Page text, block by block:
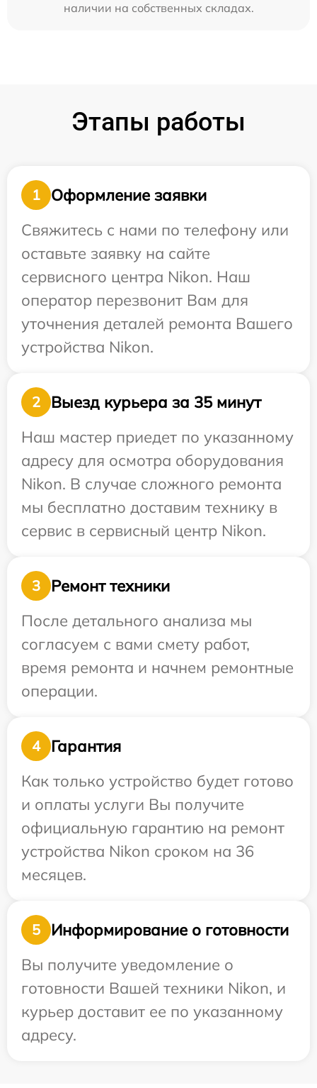
наличии на собственных складах.
Этапы работы
1
Оформление заявки
Свяжитесь с нами по телефону или
оставьте заявку на сайте
сервисного центра Nikon. Наш
оператор перезвонит Вам для
уточнения деталей ремонта Вашего
устройства Nikon.
2
Выезд курьера за 35 минут
Наш мастер приедет по указанному
адресу для осмотра оборудования
Nikon. В случае сложного ремонта
мы бесплатно доставим технику в
сервис в сервисный центр Nikon.
3
Ремонт техники
После детального анализа мы
согласуем с вами смету работ,
время ремонта и начнем ремонтные
операции.
4
Гарантия
Как только устройство будет готово
и оплаты услуги Вы получите
официальную гарантию на ремонт
устройства Nikon сроком на 36
месяцев.
5
Информирование о готовности
Вы получите уведомление о
готовности Вашей техники Nikon, и
курьер доставит ее по указанному
адресу.